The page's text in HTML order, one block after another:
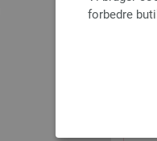
forbedre